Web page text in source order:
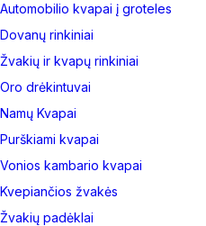
Automobilio kvapai į groteles
Dovanų rinkiniai
Žvakių ir kvapų rinkiniai
Oro drėkintuvai
Namų Kvapai
Purškiami kvapai
Vonios kambario kvapai
Kvepiančios žvakės
Žvakių padėklai